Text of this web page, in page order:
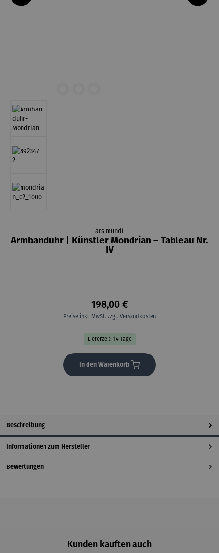
ars mundi
Armbanduhr | Künstler Mondrian – Tableau Nr.
IV
198,00 €
Preise inkl. MwSt. zzgl. Versandkosten
Lieferzeit: 14 Tage
In den Warenkorb
Beschreibung
Informationen zum Hersteller
Bewertungen
Kunden kauften auch